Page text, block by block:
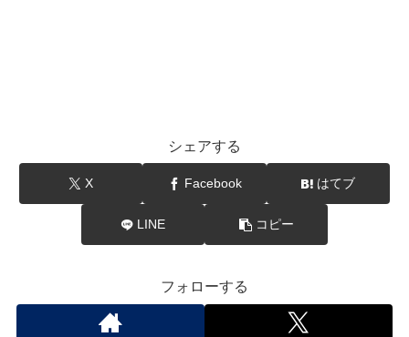
シェアする
X Facebook はてブ
LINE コピー
フォローする